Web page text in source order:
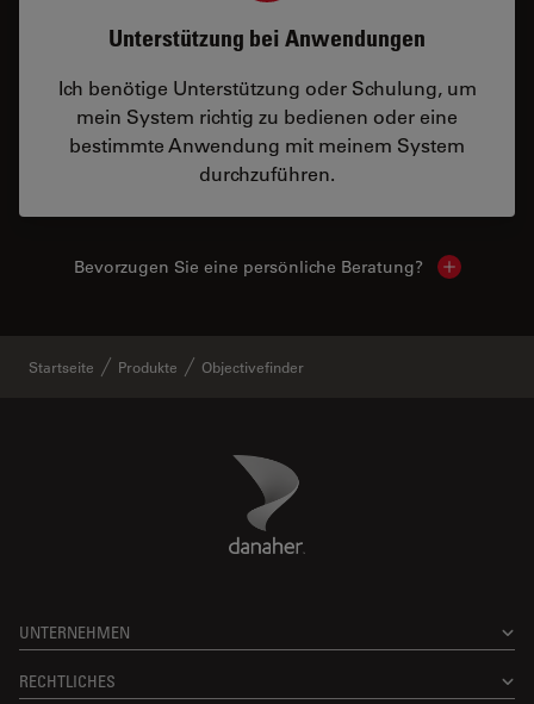
Unterstützung bei Anwendungen
Ich benötige Unterstützung oder Schulung, um
mein System richtig zu bedienen oder eine
bestimmte Anwendung mit meinem System
durchzuführen.
Bevorzugen Sie eine persönliche Beratung? Show
Startseite Produkte Objectivefinder
Danaher Logo
UNTERNEHMEN
RECHTLICHES